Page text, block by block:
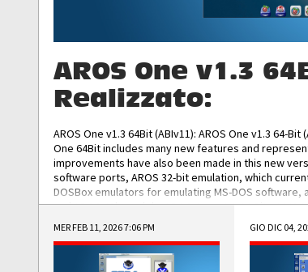
AROS One v1.3
Realizzato:
AROS One v1.3 64Bit (ABIv11): AROS One v1.3 64-
One 64Bit includes many new features and
improvements have also been made in this new
software ports, AROS 32-bit emulation, which
DOSBox emulators for emulating MS-DOS
and AROS 68k models. AROS One v1.3 64-Bit-v11
MER FEB 11, 2026 7:06 PM GIO DIC 04,